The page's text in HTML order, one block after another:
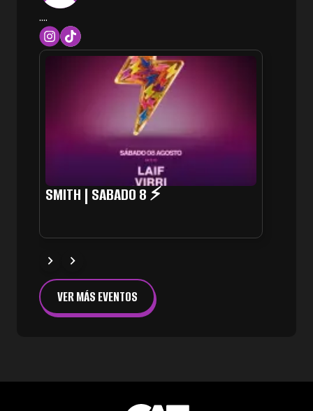
....
SMITH | SABADO 8 ⚡
VER MÁS EVENTOS